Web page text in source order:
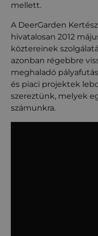
mellett.
A DeerGarden
hivatalosan 2012
köztereinek
azonban régebbre
meghaladó
és piaci projektek
szereztünk, melyek
számunkra.